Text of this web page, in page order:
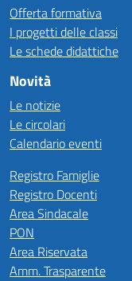
Offerta formativa
I progetti delle classi
Le schede didattiche
Novità
Le notizie
Le circolari
Calendario eventi
Registro Famiglie
Registro Docenti
Area Sindacale
PON
Area Riservata
Amm. Trasparente